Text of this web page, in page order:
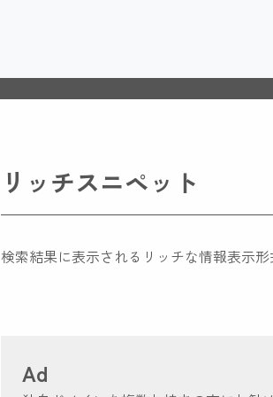
リッチスニペット
検索結果に表示されるリッチな情報表示形
Ad